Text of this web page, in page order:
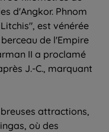
d'Angkor. Phnom
est vénérée
de l'Empire
II a proclamé
J.-C., marquant
attractions,
où des